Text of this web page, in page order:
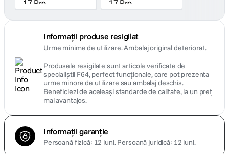
Informații produse resigilat
Urme minime de utilizare. Ambalaj original deteriorat.
Produsele resigilate sunt articole verificate de
specialiștii F64, perfect funcționale, care pot prezenta
urme minore de utilizare sau ambalaj deschis.
Beneficiezi de aceleași standarde de calitate, la un preț
mai avantajos.
Informații garanție
Persoană fizică: 12 luni.Persoană juridică: 12 luni.